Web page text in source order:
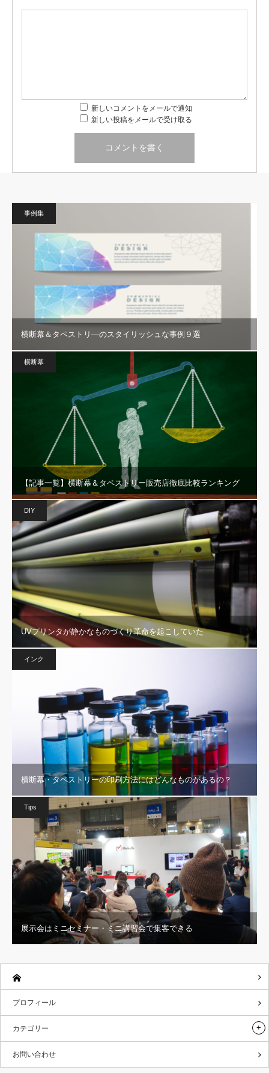
新しいコメントをメールで通知
新しい投稿をメールで受け取る
事例集
横断幕＆タペストリ―のスタイリッシュな事例９選
横断幕
【記事一覧】横断幕＆タペストリー販売店徹底比較ランキング
DIY
UVプリンタが静かなものづくり革命を起こしていた
インク
横断幕・タペストリーの印刷方法にはどんなものがあるの？
Tips
展示会はミニセミナー・ミニ講習会で集客できる
プロフィール
カテゴリー
お問い合わせ